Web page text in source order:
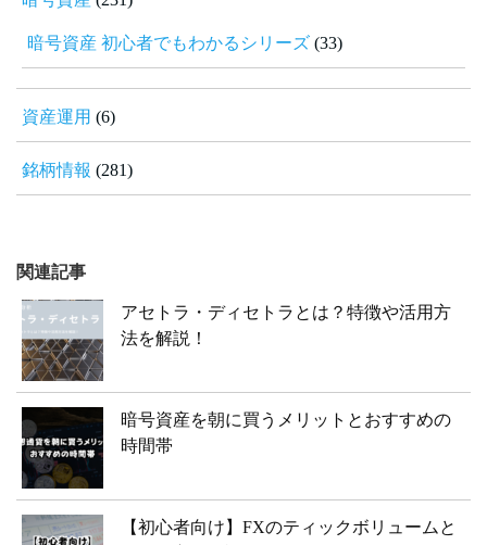
暗号資産 初心者でもわかるシリーズ (33)
資産運用 (6)
銘柄情報 (281)
関連記事
アセトラ・ディセトラとは？特徴や活用方
法を解説！
暗号資産を朝に買うメリットとおすすめの
時間帯
【初心者向け】FXのティックボリュームと